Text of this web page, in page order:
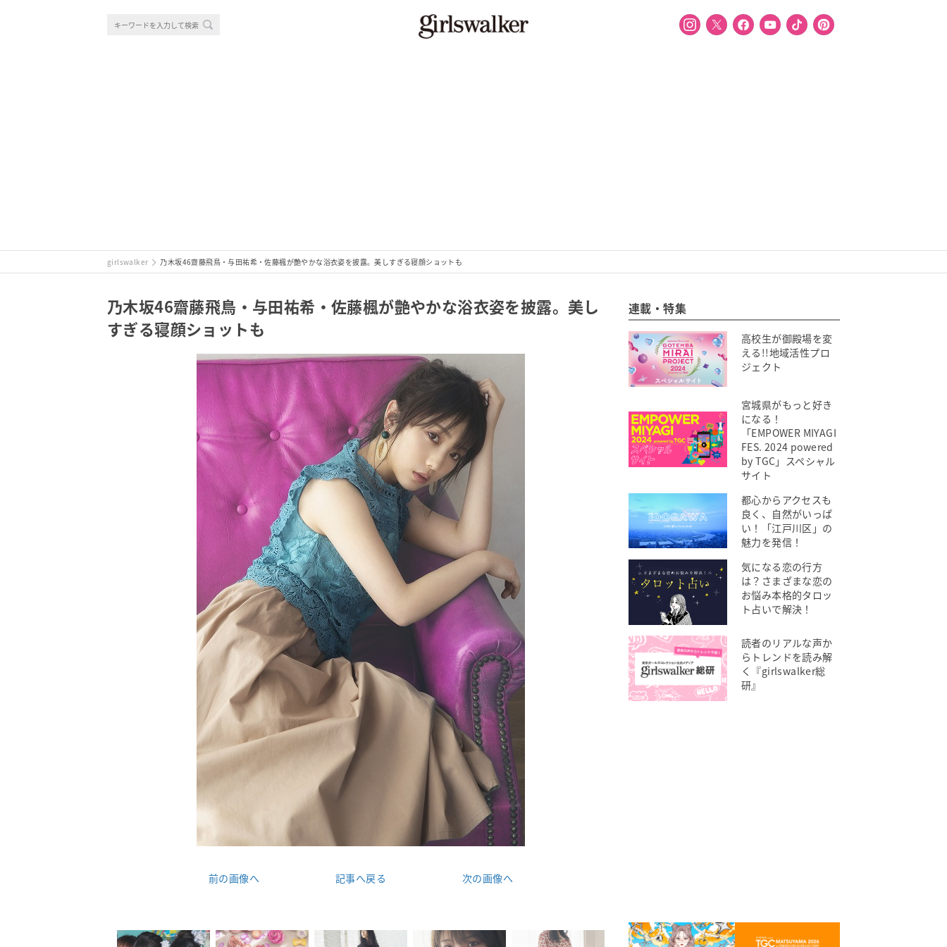
girlswalker 乃木坂46齋藤飛鳥・与田祐希・佐藤楓が艶やかな浴衣姿を披露。美しすぎる寝顔ショットも
乃木坂46齋藤飛鳥・与田祐希・佐藤楓が艶やかな浴衣姿を披露。美し
すぎる寝顔ショットも
前の画像へ 記事へ戻る 次の画像へ
連載・特集
高校生が御殿場を変
える!!地域活性プロ
ジェクト
宮城県がもっと好き
になる！
「EMPOWER MIYAGI
FES. 2024 powered
by TGC」スペシャル
サイト
都心からアクセスも
良く、自然がいっぱ
い！「江戸川区」の
魅力を発信！
気になる恋の行方
は？さまざまな恋の
お悩み本格的タロッ
ト占いで解決！
読者のリアルな声か
らトレンドを読み解
く『girlswalker総
研』